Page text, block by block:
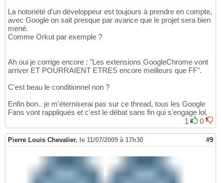
La notoriété d'un développeur est toujours à prendre en compte,
avec Google on sait presque par avance que le projet sera bien
mené.
Comme Orkut par exemple ?
Ah oui je corrige encore : "Les extensions GoogleChrome vont
arriver ET POURRAIENT ETRES encore meilleurs que FF".
C'est beau le conditionnel non ?
Enfin bon.. je m'éterniserai pas sur ce thread, tous les Google
Fans vont rappliqués et c'est le débat sans fin qui s'engage lol.
1
0
Pierre Louis Chevalier, le 11/07/2009 à 17h30 #9